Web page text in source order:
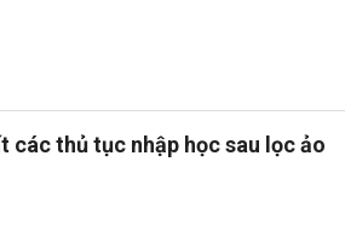
các thủ tục nhập học sau lọc ảo